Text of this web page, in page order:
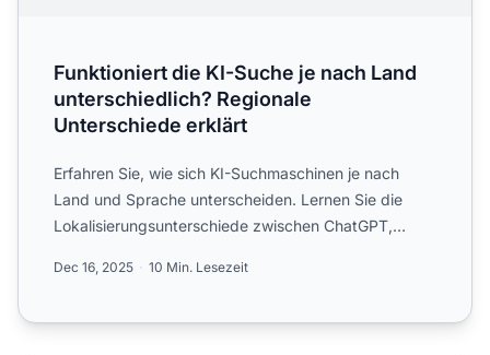
Funktioniert die KI-Suche je nach Land
unterschiedlich? Regionale
Unterschiede erklärt
Erfahren Sie, wie sich KI-Suchmaschinen je nach
Land und Sprache unterscheiden. Lernen Sie die
Lokalisierungsunterschiede zwischen ChatGPT,
Dec 16, 2025 10 Min. Lesezeit